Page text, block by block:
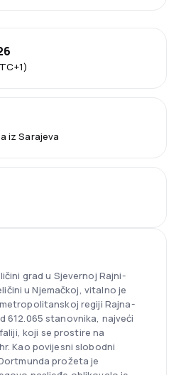
iz Sarajeva
grad u Sjevernoj Rajni-
u Njemačkoj, vitalno je
regiji Rajna-
612.065 stanovnika, najveći
koji se prostire na
Kao povijesni slobodni
prožeta je